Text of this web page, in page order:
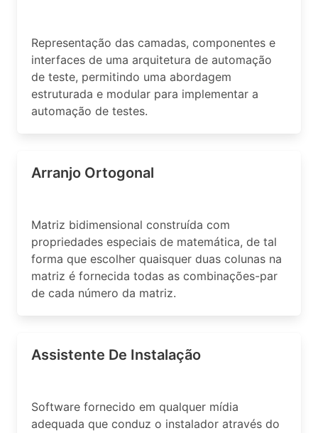
Representação das camadas, componentes e
interfaces de uma arquitetura de automação
de teste, permitindo uma abordagem
estruturada e modular para implementar a
automação de testes.
Arranjo Ortogonal
Matriz bidimensional construída com
propriedades especiais de matemática, de tal
forma que escolher quaisquer duas colunas na
matriz é fornecida todas as combinações-par
de cada número da matriz.
Assistente De Instalação
Software fornecido em qualquer mídia
adequada que conduz o instalador através do